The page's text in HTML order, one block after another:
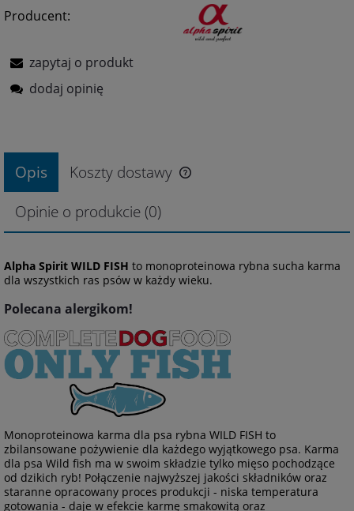
Producent:
zapytaj o produkt
dodaj opinię
Opis
Koszty dostawy
Opinie o produkcie (0)
Alpha Spirit WILD FISH to monoproteinowa rybna sucha karma
dla wszystkich ras psów w każdy wieku.
Polecana alergikom!
Monoproteinowa karma dla psa rybna WILD FISH to
zbilansowane pożywienie dla każdego wyjątkowego psa. Karma
dla psa Wild fish ma w swoim składzie tylko mięso pochodzące
od dzikich ryb! Połączenie najwyższej jakości składników oraz
staranne opracowany proces produkcji - niska temperatura
gotowania - daje w efekcie karmę smakowitą oraz